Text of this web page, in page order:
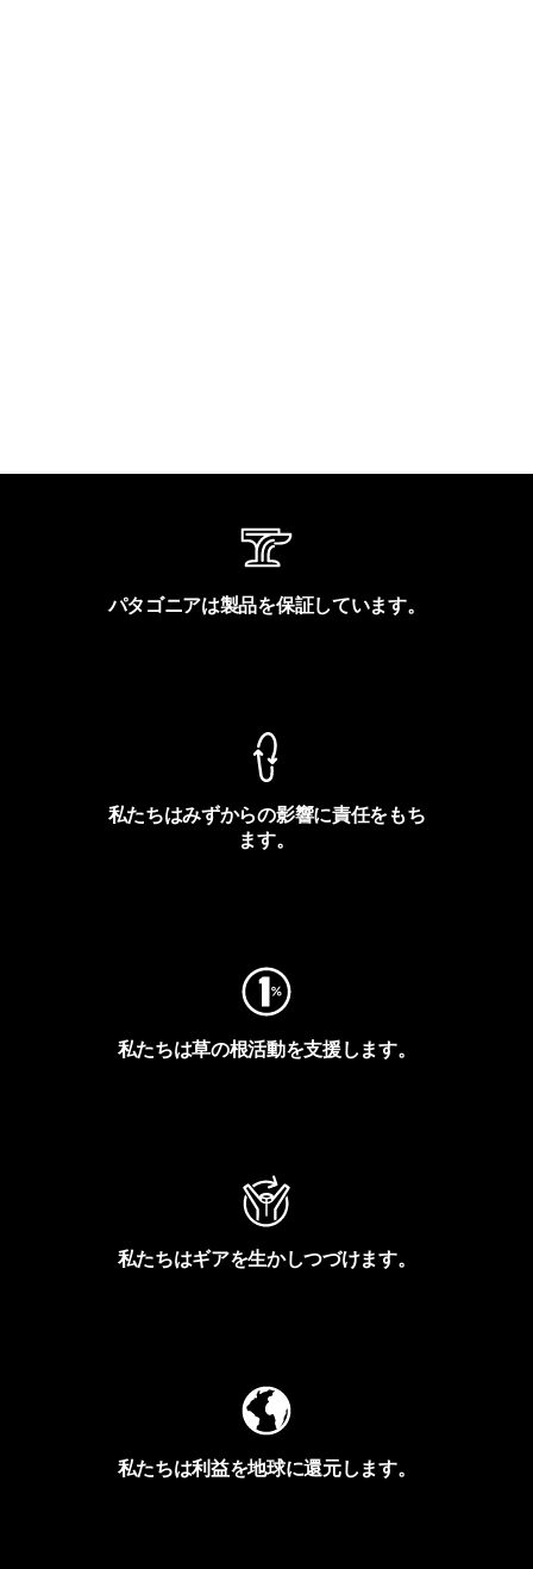
パタゴニアは製品を保証しています。
私たちはみずからの影響に責任をもち
ます。
私たちは草の根活動を支援します。
私たちはギアを生かしつづけます。
私たちは利益を地球に還元します。